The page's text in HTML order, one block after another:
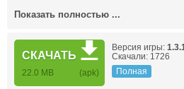
Показать полностью ...
СКАЧАТЬ
22.0 MB (apk)
Версия игры:
Скачали: 1726
Полная